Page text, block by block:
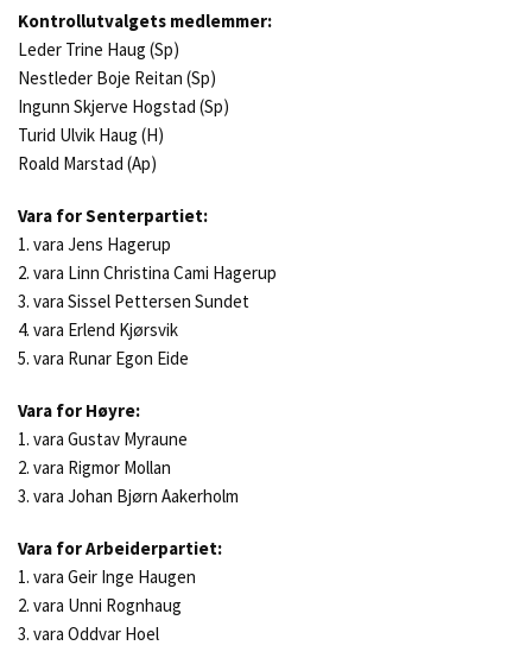
Kontrollutvalgets medlemmer:
Leder Trine Haug (Sp)
Nestleder Boje Reitan (Sp)
Ingunn Skjerve Hogstad (Sp)
Turid Ulvik Haug (H)
Roald Marstad (Ap)
Vara for Senterpartiet:
1. vara Jens Hagerup
2. vara Linn Christina Cami Hagerup
3. vara Sissel Pettersen Sundet
4. vara Erlend Kjørsvik
5. vara Runar Egon Eide
Vara for Høyre:
1. vara Gustav Myraune
2. vara Rigmor Mollan
3. vara Johan Bjørn Aakerholm
Vara for Arbeiderpartiet:
1. vara Geir Inge Haugen
2. vara Unni Rognhaug
3. vara Oddvar Hoel